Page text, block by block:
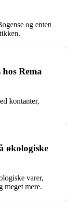
og enten
Rema
kontanter,
økologiske
varer,
meget mere.